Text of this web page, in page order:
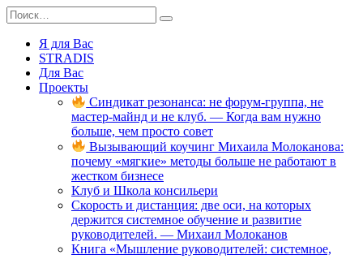
Перейти
к
содержанию
Search
for:
Я для Вас
STRADIS
Для Вас
Проекты
Синдикат резонанса: не форум-группа, не
мастер-майнд и не клуб. — Когда вам нужно
больше, чем просто совет
Вызывающий коучинг Михаила Молоканова:
почему «мягкие» методы больше не работают в
жестком бизнесе
Клуб и Школа консильери
Скорость и дистанция: две оси, на которых
держится системное обучение и развитие
руководителей. — Михаил Молоканов
Книга «Мышление руководителей: системное,